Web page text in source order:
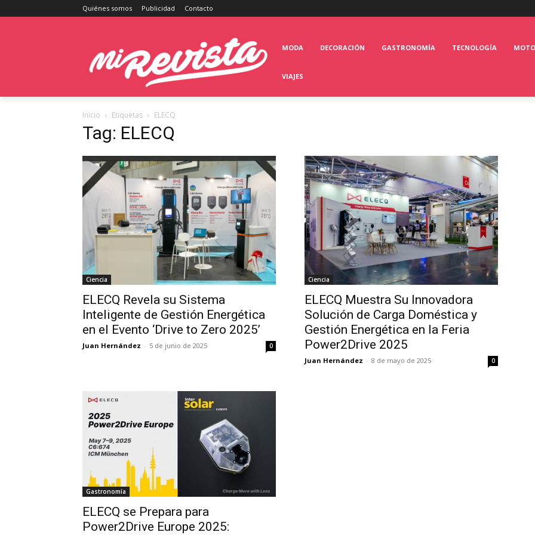
Quiénes somos Publicidad Contacto
MODA DECORACIÓN GASTRONOMÍA TECNOLOGÍA
VIAJES
Inicio Etiquetas ELECQ
Tag: ELECQ
Ciencia
ELECQ Revela su Sistema
Inteligente de Gestión Energética
en el Evento ‘Drive to Zero 2025’
Juan Hernández - 5 de junio de 2025 0
Ciencia
ELECQ Muestra Su Innovadora
Solución de Carga Doméstica y
Gestión Energética en la Feria
Power2Drive 2025
Juan Hernández - 8 de mayo de 2025 0
Gastronomía
ELECQ se Prepara para
Power2Drive Europe 2025: